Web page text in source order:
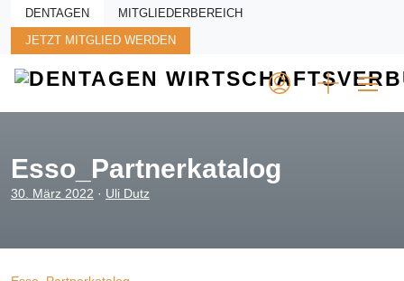
Skip to main content
DENTAGEN MITGLIEDERBEREICH
JETZT MITGLIED WERDEN
Esso_Partnerkatalog
30. März 2022 · Uli Dutz